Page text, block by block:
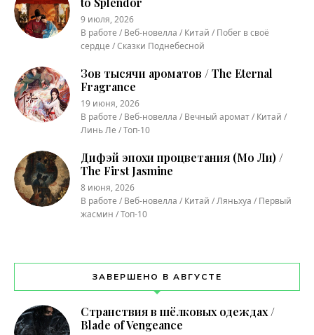
9 июля, 2026
В работе / Веб-новелла / Китай / Побег в своё
сердце / Сказки Поднебесной
Зов тысячи ароматов / The Eternal
Fragrance
19 июня, 2026
В работе / Веб-новелла / Вечный аромат / Китай /
Линь Ле / Топ-10
Дифэй эпохи процветания (Мо Ли) /
The First Jasmine
8 июня, 2026
В работе / Веб-новелла / Китай / Ляньхуа / Первый
жасмин / Топ-10
ЗАВЕРШЕНО В АВГУСТЕ
Странствия в шёлковых одеждах /
Blade of Vengeance